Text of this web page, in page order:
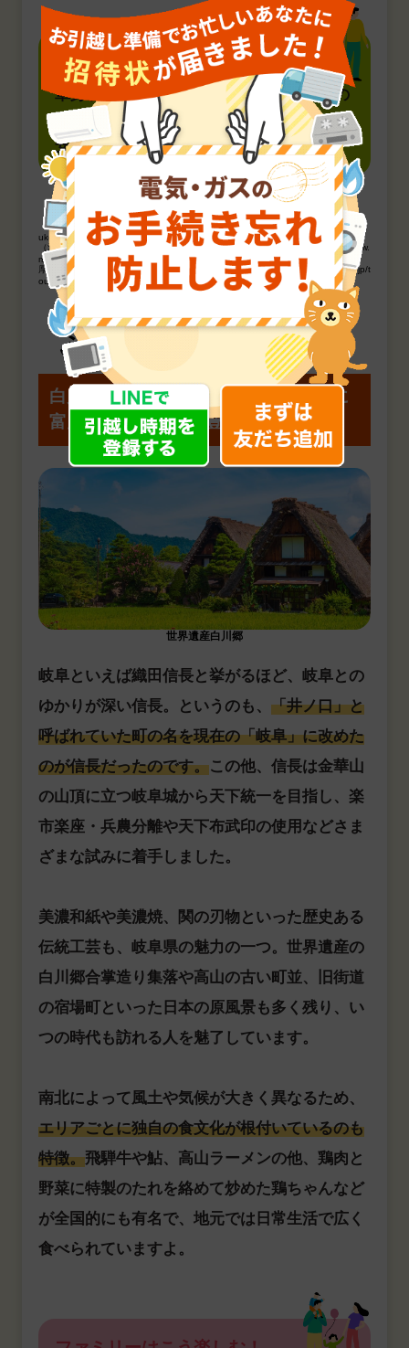
単身者はこう楽しむ！
単身者が不安に思うことの一つが、不意の
けがや病気。医療環境が充実しているので
安心ですね。
［出典］
（注2）厚生労働省／2018.4 「一般職業紹介状況」／ https://www.mhlw.go.jp/to
ukei/list/114-1.html
（注3）厚生労働省／平成28年度「医師・歯科医師・薬剤師調査」／https://www.
mhlw.go.jp/toukei/saikin/hw/ishi/16/
厚生労働省／平成30年度「医療施設調査・病院報告」／ https://www.mhlw.go.jp/t
oukei/saikin/hw/iryosd/18/
ふれたい歴史・文化・自然
白川郷など日本の原風景が残る滋味に
富んだ山川の恵みも豊富
岐阜といえば織田信長と挙がるほど、岐阜との
ゆかりが深い信長。というのも、 「井ノ口」と
呼ばれていた町の名を現在の「岐阜」に改めた
のが信長だったのです。この他、信長は金華山
の山頂に立つ岐阜城から天下統一を目指し、楽
市楽座・兵農分離や天下布武印の使用などさま
ざまな試みに着手しました。
美濃和紙や美濃焼、関の刃物といった歴史ある
伝統工芸も、岐阜県の魅力の一つ。世界遺産の
白川郷合掌造り集落や高山の古い町並、旧街道
の宿場町といった日本の原風景も多く残り、い
つの時代も訪れる人を魅了しています。
南北によって風土や気候が大きく異なるため、
エリアごとに独自の食文化が根付いているのも
特徴。飛騨牛や鮎、高山ラーメンの他、鶏肉と
野菜に特製のたれを絡めて炒めた鶏ちゃんなど
が全国的にも有名で、地元では日常生活で広く
食べられていますよ。
世界遺産白川郷